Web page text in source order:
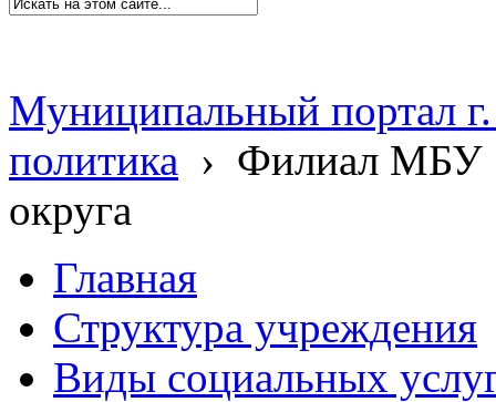
Муниципальный портал
политика › Филиал МБУ
округа
Главная
Структура учреждения
Виды социальных